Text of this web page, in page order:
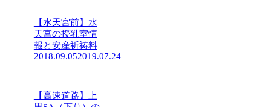
【水天宮前】水
天宮の授乳室情
報と安産祈祷料
2018.09.052019.07.24
【高速道路】上